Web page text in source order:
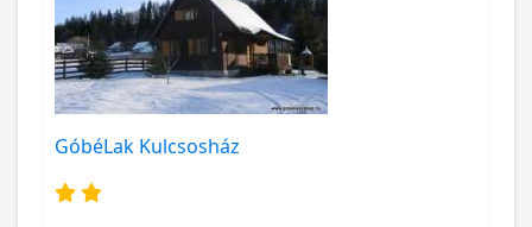
GóbéLak Kulcsosház